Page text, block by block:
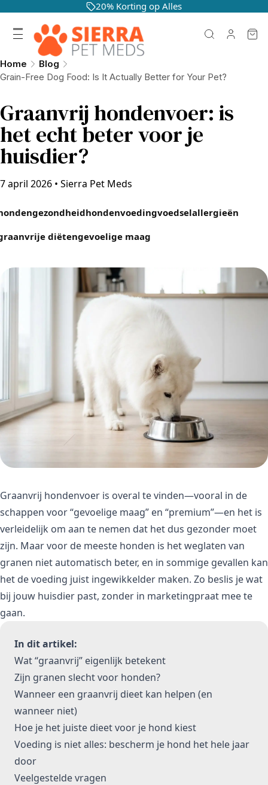
20% Korting op Alles
Home
Blog
Grain-Free Dog Food: Is It Actually Better for Your Pet?
Graanvrij hondenvoer: is
het echt beter voor je
huisdier?
7 april 2026 • Sierra Pet Meds
hondenvoedingvoedselallergieën
diëtengevoelige maag
Graanvrij hondenvoer is overal te vinden—vooral in de
schappen voor “gevoelige maag” en “premium”—en het is
verleidelijk om aan te nemen dat het dus gezonder moet
zijn. Maar voor de meeste honden is het weglaten van
granen niet automatisch beter, en in sommige gevallen kan
het de voeding juist ingewikkelder maken. Zo beslis je wat
bij jouw huisdier past, zonder in marketingpraat mee te
gaan.
In dit artikel:
Wat “graanvrij” eigenlijk betekent
Zijn granen slecht voor honden?
Wanneer een graanvrij dieet kan helpen (en
wanneer niet)
Hoe je het juiste dieet voor je hond kiest
Voeding is niet alles: bescherm je hond het hele jaar
door
Veelgestelde vragen